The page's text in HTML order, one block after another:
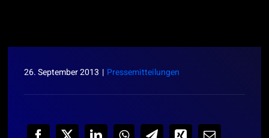
26. September 2013 | Pressemitteilungen